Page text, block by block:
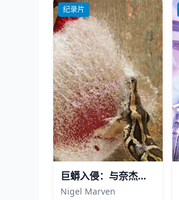
纪录片
巨蟒入侵：与奈杰尔·马文一起探寻佛罗里达
Nigel Marven